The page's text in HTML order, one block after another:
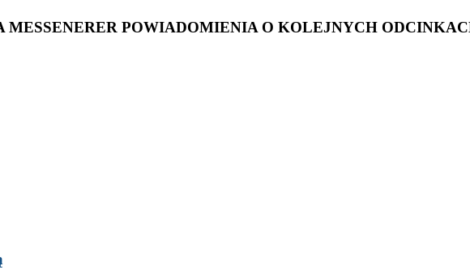
POWIADOMIENIA O KOLEJNYCH